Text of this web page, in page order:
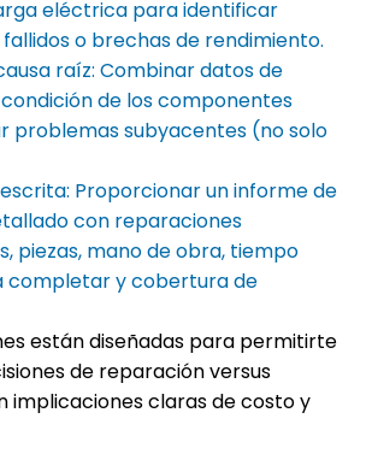
eléctrica para identificar
o brechas de rendimiento.
raíz: Combinar datos de
de los componentes
problemas subyacentes (no solo
Proporcionar un informe de
con reparaciones
piezas, mano de obra, tiempo
completar y cobertura de
están diseñadas para permitirte
de reparación versus
implicaciones claras de costo y